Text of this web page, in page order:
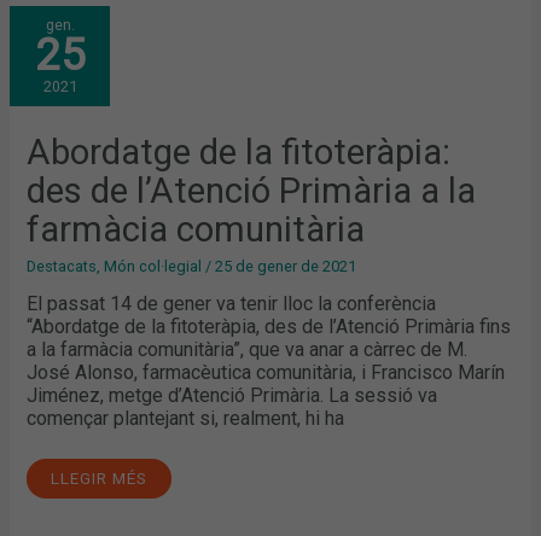
gen.
25
2021
Abordatge de la fitoteràpia:
des de l’Atenció Primària a la
farmàcia comunitària
Destacats Món col·legial /25 de gener de 2021
El passat 14 de gener va tenir lloc la conferència
“Abordatge de la fitoteràpia, des de l’Atenció Primària fins
a la farmàcia comunitària”, que va anar a càrrec de M.
José Alonso, farmacèutica comunitària, i Francisco Marín
Jiménez, metge d’Atenció Primària. La sessió va
començar plantejant si, realment, hi ha
ABORDATGE
DE
LA
FITOTERÀPIA:
DES
DE
L’ATENCIÓ
A
LA
FARMÀCIA
COMUNITÀRIA
LLEGIR MÉS